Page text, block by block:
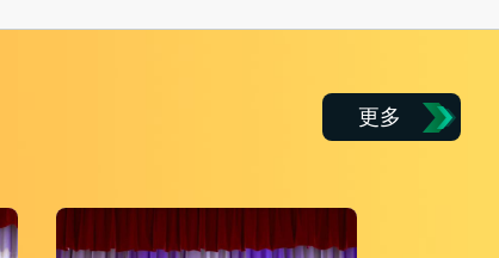
更多